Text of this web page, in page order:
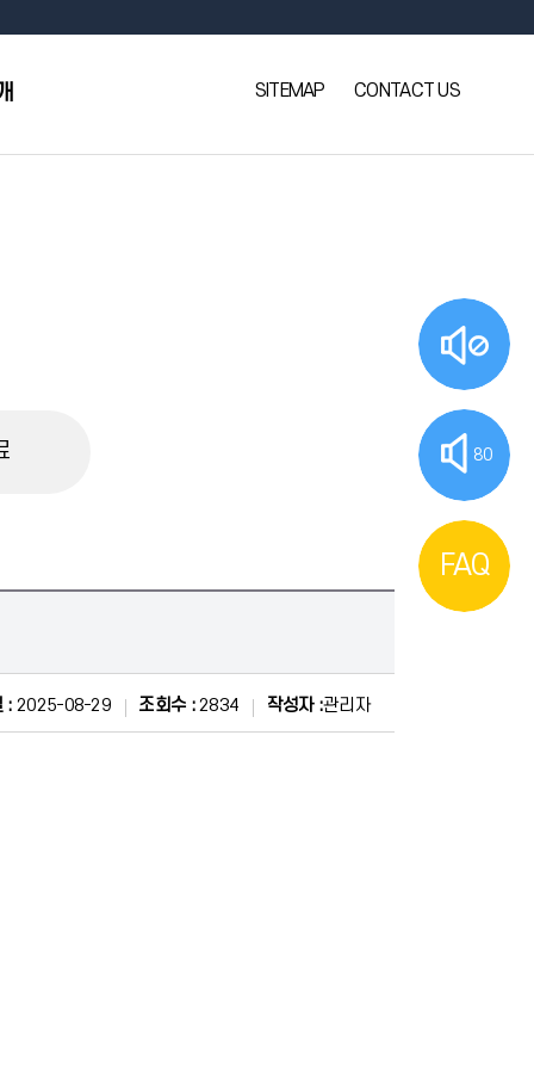
SITEMAP CONTACT US
80
FAQ
: 2025-08-29 조회수 :2834 작성자 :관리자